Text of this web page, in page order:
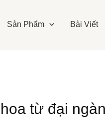
Sản Phẩm Bài Viết
từ đại